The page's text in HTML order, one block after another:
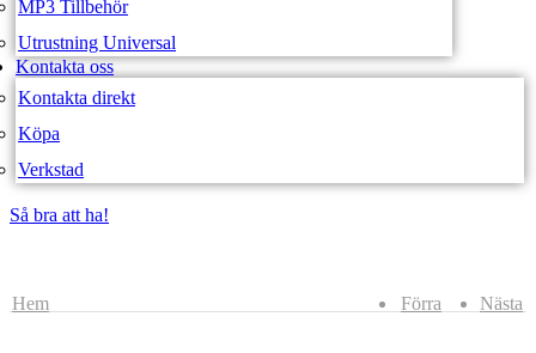
MP3 Tillbehör
Utrustning Universal
Kontakta oss
Kontakta direkt
Köpa
Verkstad
Så bra att ha!
Hem Förra Nästa